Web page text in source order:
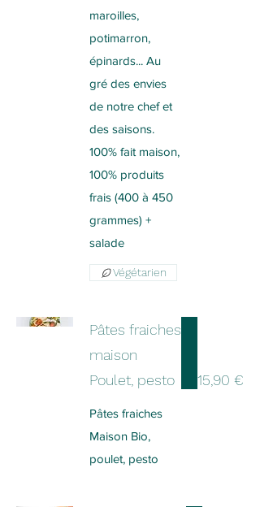
maroilles,
potimarron,
épinards... Au
gré des envies
de notre chef et
des saisons.
100% fait maison,
100% produits
frais (400 à 450
grammes) +
salade
Végétarien
Pâtes fraiches
maison
Poulet, pesto
Pâtes fraiches
Maison Bio,
poulet, pesto
15,90 €